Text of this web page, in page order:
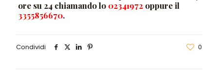
ore su 24 chiamando lo 02341972 oppure il
3355856670.
Condividi 0